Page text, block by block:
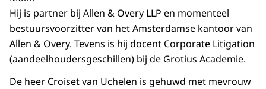
Hij is partner bij Allen & Overy LLP en momenteel
bestuursvoorzitter van het Amsterdamse kantoor van
Allen & Overy. Tevens is hij docent Corporate Litigation
(aandeelhoudersgeschillen) bij de Grotius Academie.
De heer Croiset van Uchelen is gehuwd met mevrouw